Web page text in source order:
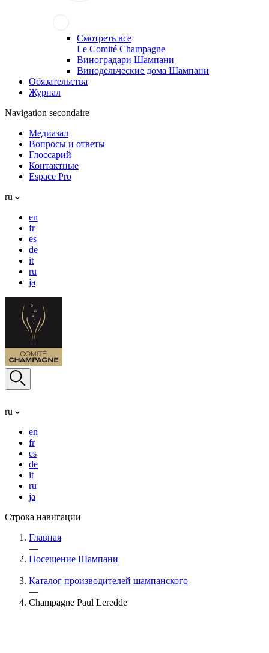
Смотреть все
Le Comité Champagne
Виноградари Шампани
Винодельческие дома Шампани
Обязательства
Журнал
Navigation secondaire
Медиазал
Вопросы и ответы
Глоссарий
Контактные
Espace Pro
ru
en
fr
es
de
it
ru
ja
ru
en
fr
es
de
it
ru
ja
Строка навигации
Главная
—
Посещение Шампани
—
Каталог производителей шампанского
—
Champagne Paul Leredde